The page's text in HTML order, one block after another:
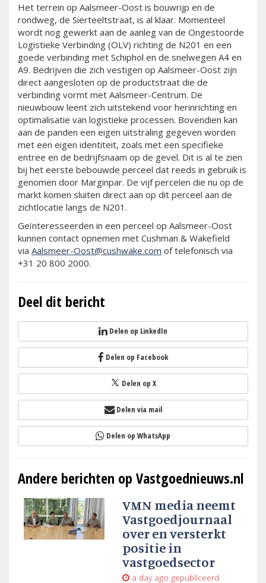
Het terrein op Aalsmeer-Oost is bouwrijp en de
rondweg, de Sierteeltstraat, is al klaar. Momenteel
wordt nog gewerkt aan de aanleg van de Ongestoorde
Logistieke Verbinding (OLV) richting de N201 en een
goede verbinding met Schiphol en de snelwegen A4 en
A9. Bedrijven die zich vestigen op Aalsmeer-Oost zijn
direct aangesloten op de productstraat die de
verbinding vormt met Aalsmeer-Centrum. De
nieuwbouw leent zich uitstekend voor herinrichting en
optimalisatie van logistieke processen. Bovendien kan
aan de panden een eigen uitstraling gegeven worden
met een eigen identiteit, zoals met een specifieke
entree en de bedrijfsnaam op de gevel. Dit is al te zien
bij het eerste bebouwde perceel dat reeds in gebruik is
genomen door Marginpar. De vijf percelen die nu op de
markt komen sluiten direct aan op dit perceel aan de
zichtlocatie langs de N201.
Geïnteresseerden in een perceel op Aalsmeer-Oost
kunnen contact opnemen met Cushman & Wakefield
via Aalsmeer-Oost@cushwake.com of telefonisch via
+31 20 800 2000.
Deel dit bericht
Delen op LinkedIn
Delen op Facebook
Delen op X
Delen via mail
Delen op WhatsApp
Andere berichten op Vastgoednieuws.nl
VMN media neemt
Vastgoedjournaal
over en versterkt
positie in
vastgoedsector
a day ago gepubliceerd